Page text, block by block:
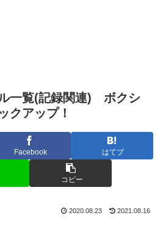
一覧(記録関連) ボクシ
クアップ！
Facebook はてブ
コピー
2020.08.23 2021.08.16